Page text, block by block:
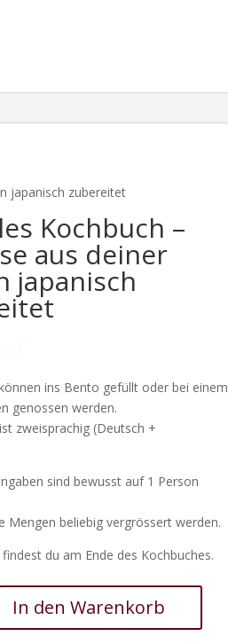
japanisch zubereitet
Kochbuch –
aus deiner
japanisch
ins Bento gefüllt oder bei einem
genossen werden.
zweisprachig (Deutsch +
sind bewusst auf 1 Person
Mengen beliebig vergrössert werden.
du am Ende des Kochbuches.
In den Warenkorb